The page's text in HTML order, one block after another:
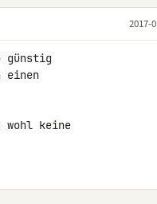
2017-
günstig
einen
wohl keine